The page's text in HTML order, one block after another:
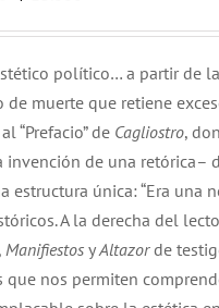
era:
$ 15.000.
es:
$ 13.000.
político… a partir de
de muerte que retiene
“Prefacio” de Cagliostro,
de una retórica–
estructura única:“Era una
A la derecha del
, Manifiestos yAltazorde
nos permiten